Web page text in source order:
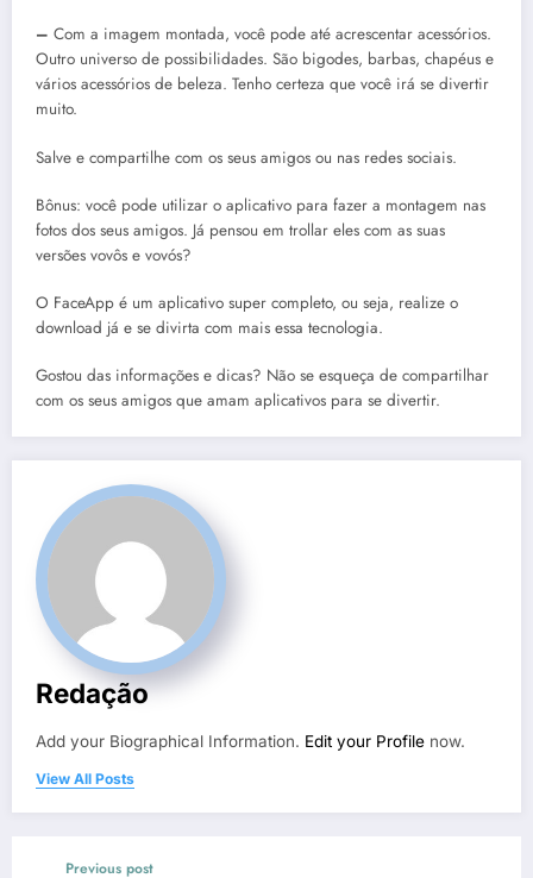
– Com a imagem montada, você pode até acrescentar acessórios.
Outro universo de possibilidades. São bigodes, barbas, chapéus e
vários acessórios de beleza. Tenho certeza que você irá se divertir
muito.
Salve e compartilhe com os seus amigos ou nas redes sociais.
Bônus: você pode utilizar o aplicativo para fazer a montagem nas
fotos dos seus amigos. Já pensou em trollar eles com as suas
versões vovôs e vovós?
O FaceApp é um aplicativo super completo, ou seja, realize o
download já e se divirta com mais essa tecnologia.
Gostou das informações e dicas? Não se esqueça de compartilhar
com os seus amigos que amam aplicativos para se divertir.
Redação
Add your Biographical Information. Edit your Profile now.
View All Posts
Previous post